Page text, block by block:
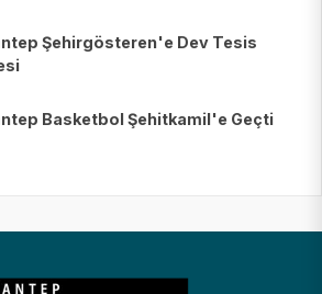
Şehirgösteren'e Dev Tesis
Basketbol Şehitkamil'e Geçti